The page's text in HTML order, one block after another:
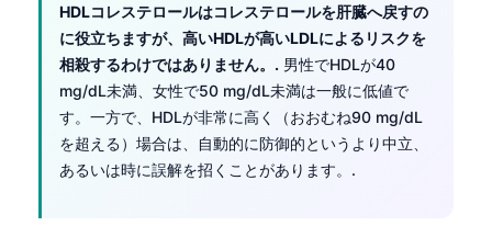
HDLコレステロールはコレステロールを肝臓へ戻すの
に役立ちますが、高いHDLが高いLDLによるリスクを
相殺するわけではありません。. 男性でHDLが40
mg/dL未満、女性で50 mg/dL未満は一般に低値で
す。一方で、HDLが非常に高く（おおむね90 mg/dL
を超える）場合は、自動的に防御的というより中立、
あるいは時に誤解を招くことがあります。.